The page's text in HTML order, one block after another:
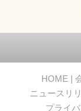
HOME
ニュースリ
プライ